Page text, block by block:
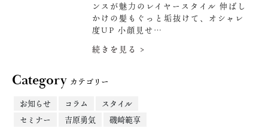
ンスが魅力のレイヤースタイル️ 伸ばし
かけの髪もぐっと垢抜けて、オシャレ
度UP 小顔見せ…
続きを見る >
Categoryカテゴリー
お知らせ
コラム
スタイル
セミナー
吉原勇気 磯崎範享